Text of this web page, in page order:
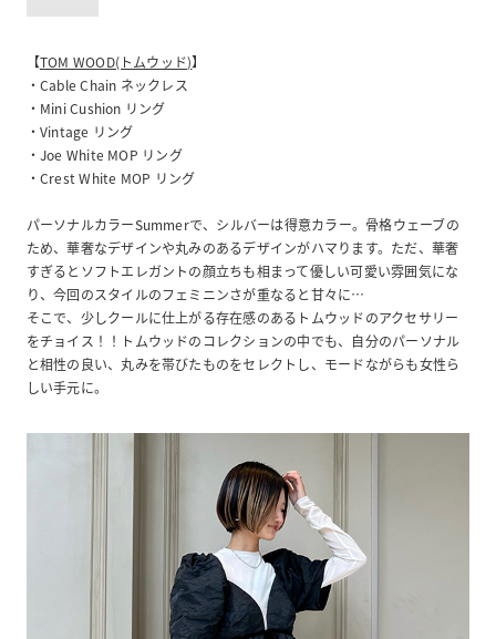
【TOM WOOD(トムウッド)】
・Cable Chain ネックレス
・Mini Cushion リング
・Vintage リング
・Joe White MOP リング
・Crest White MOP リング
パーソナルカラーSummerで、シルバーは得意カラー。骨格ウェーブの
ため、華奢なデザインや丸みのあるデザインがハマります。ただ、華奢
すぎるとソフトエレガントの顔立ちも相まって優しい可愛い雰囲気にな
り、今回のスタイルのフェミニンさが重なると甘々に…
そこで、少しクールに仕上がる存在感のあるトムウッドのアクセサリー
をチョイス！！トムウッドのコレクションの中でも、自分のパーソナル
と相性の良い、丸みを帯びたものをセレクトし、モードながらも女性ら
しい手元に。